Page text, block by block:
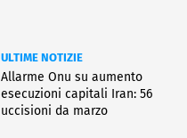
ULTIME NOTIZIE
Allarme Onu su aumento
esecuzioni capitali Iran: 56
uccisioni da marzo